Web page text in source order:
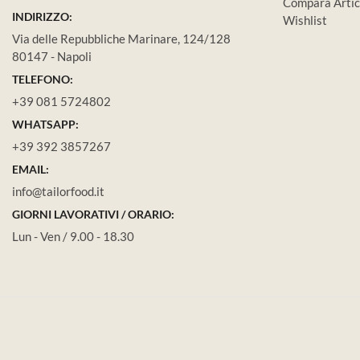
INDIRIZZO:
Via delle Repubbliche Marinare, 124/128
80147 - Napoli
TELEFONO:
+39 081 5724802
WHATSAPP:
+39 392 3857267
EMAIL:
info@tailorfood.it
GIORNI LAVORATIVI / ORARIO:
Lun - Ven / 9.00 - 18.30
Wishlist